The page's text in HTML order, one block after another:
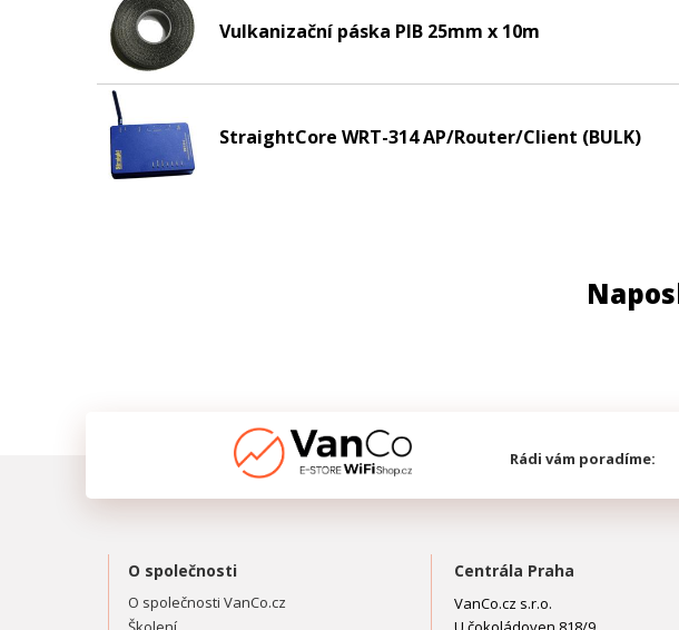
Vulkanizační páska PIB 25mm x 10m
StraightCore WRT-314 AP/Router/Client (BULK)
Rádi vám poradíme:
O společnosti
O společnosti VanCo.cz
Centrála Praha
VanCo.cz s.r.o.